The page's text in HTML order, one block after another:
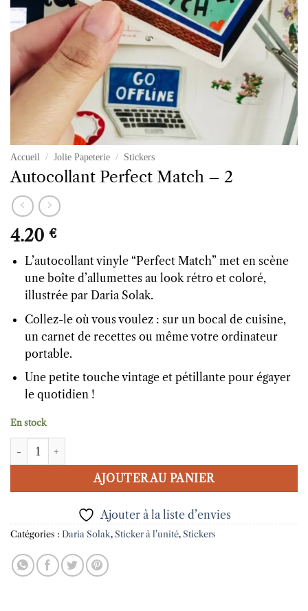
Accueil / Jolie Papeterie / Stickers
Autocollant Perfect Match – 2
4.20 €
L’autocollant vinyle “Perfect Match” met en scène
une boîte d’allumettes au look rétro et coloré,
illustrée par Daria Solak.
Collez-le où vous voulez : sur un bocal de cuisine,
un carnet de recettes ou même votre ordinateur
portable.
Une petite touche vintage et pétillante pour égayer
le quotidien !
En stock
quantité de Autocollant Perfect Match - 2
AJOUTER AU PANIER
Ajouter à la liste d’envies
Catégories : Daria Solak, Sticker à l'unité, Stickers